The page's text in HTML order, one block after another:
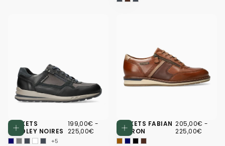
Choisissez des options
BASKETS
BRADLEY NOIRES
199,00€
PRIX
MINIMUM
199,00€ -
MAXIMUM
225,00€
+5
Choisissez
BASKETS FABIAN
MARRON
205,00€
PRIX
MINIMUM
205,00€ -
225,00€